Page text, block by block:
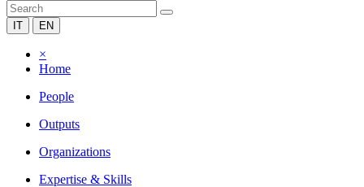
IT EN
×
Home
People
Outputs
Organizations
Expertise & Skills